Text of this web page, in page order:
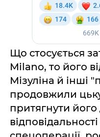
Що стосується
Milano, то його
Мізуліна й інші
продовжили
притягнути